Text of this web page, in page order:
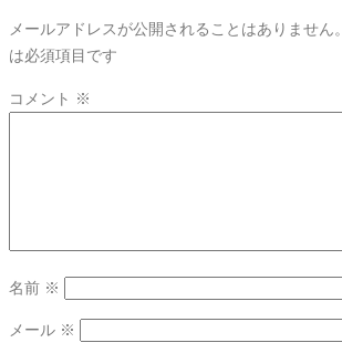
メールアドレスが公開されることはありません。
は必須項目です
コメント ※
名前 ※
メール ※